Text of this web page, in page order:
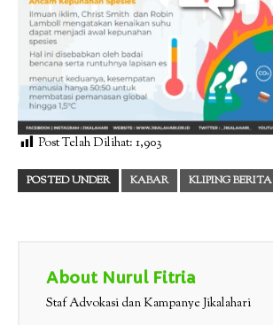
Post Telah Dilihat: 1,903
POSTED UNDER KABAR KLIPING BERITA
About Nurul Fitria
Staf Advokasi dan Kampanye Jikalahari